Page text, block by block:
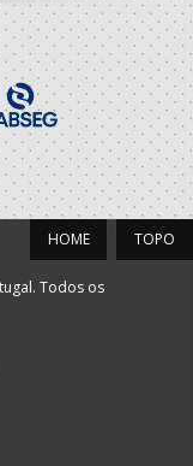
TOPO
HOME
Todos os